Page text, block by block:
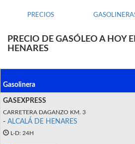
PRECIOS
PRECIO DE GASÓLEO A HOY
HENARES
Gasolinera
GASEXPRESS
CARRETERA DAGANZO KM. 3
- ALCALÁ DE HENARES
L-D: 24H